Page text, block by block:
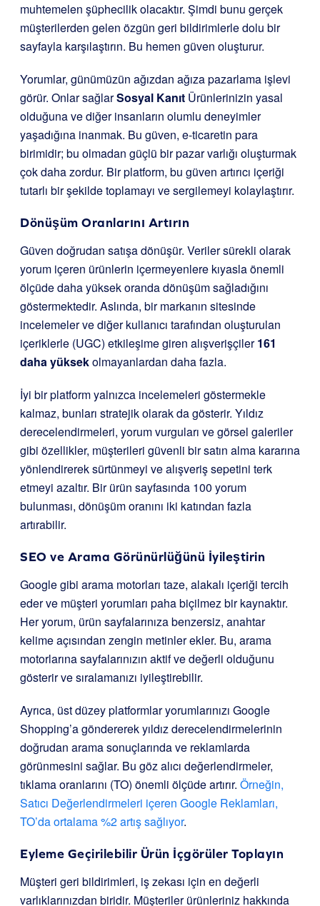
muhtemelen şüphecilik olacaktır. Şimdi bunu gerçek
müşterilerden gelen özgün geri bildirimlerle dolu bir
sayfayla karşılaştırın. Bu hemen güven oluşturur.
Yorumlar, günümüzün ağızdan ağıza pazarlama işlevi
görür. Onlar sağlarSosyal Kanıt Ürünlerinizin yasal
olduğuna ve diğer insanların olumlu deneyimler
yaşadığına inanmak. Bu güven, e-ticaretin para
birimidir; bu olmadan güçlü bir pazar varlığı oluşturmak
çok daha zordur. Bir platform, bu güven artırıcı içeriği
tutarlı bir şekilde toplamayı ve sergilemeyi kolaylaştırır.
Dönüşüm Oranlarını Artırın
Güven doğrudan satışa dönüşür. Veriler sürekli olarak
yorum içeren ürünlerin içermeyenlere kıyasla önemli
ölçüde daha yüksek oranda dönüşüm sağladığını
göstermektedir. Aslında, bir markanın sitesinde
incelemeler ve diğer kullanıcı tarafından oluşturulan
içeriklerle (UGC) etkileşime giren alışverişçiler161
daha yüksekolmayanlardan daha fazla.
İyi bir platform yalnızca incelemeleri göstermekle
kalmaz, bunları stratejik olarak da gösterir. Yıldız
derecelendirmeleri, yorum vurguları ve görsel galeriler
gibi özellikler, müşterileri güvenli bir satın alma kararına
yönlendirerek sürtünmeyi ve alışveriş sepetini terk
etmeyi azaltır. Bir ürün sayfasında 100 yorum
bulunması, dönüşüm oranını iki katından fazla
artırabilir.
SEO ve Arama Görünürlüğünü İyileştirin
Google gibi arama motorları taze, alakalı içeriği tercih
eder ve müşteri yorumları paha biçilmez bir kaynaktır.
Her yorum, ürün sayfalarınıza benzersiz, anahtar
kelime açısından zengin metinler ekler. Bu, arama
motorlarına sayfalarınızın aktif ve değerli olduğunu
gösterir ve sıralamanızı iyileştirebilir.
Ayrıca, üst düzey platformlar yorumlarınızı Google
Shopping’a göndererek yıldız derecelendirmelerinin
doğrudan arama sonuçlarında ve reklamlarda
görünmesini sağlar. Bu göz alıcı değerlendirmeler,
tıklama oranlarını (TO) önemli ölçüde artırır. Örneğin,
Satıcı Değerlendirmeleri içeren Google Reklamları,
TO’da ortalama %2 artış sağlıyor.
Eyleme Geçirilebilir Ürün İçgörüler Toplayın
Müşteri geri bildirimleri, iş zekası için en değerli
varlıklarınızdan biridir. Müşteriler ürünleriniz hakkında